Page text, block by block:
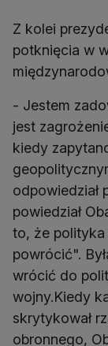
Z kolei
potknięcia w
- Jestem
jest
kiedy
odpowiedział
powiedział
to, że polityka
powrócić".
wrócić do
wojny.Kiedy
skrytykował
obronnego,